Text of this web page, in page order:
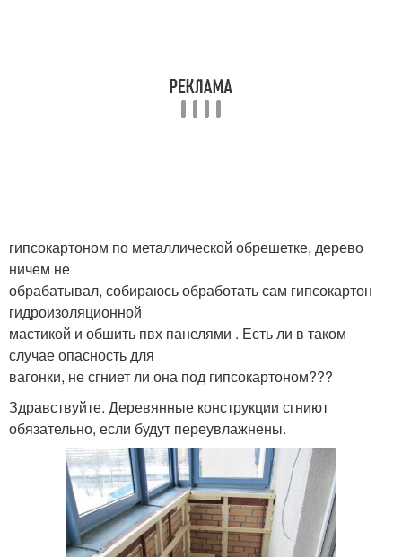
гипсокартоном по металлической обрешетке, дерево
ничем не
обрабатывал, собираюсь обработать сам гипсокартон
гидроизоляционной
мастикой и обшить пвх панелями . Есть ли в таком
случае опасность для
вагонки, не сгниет ли она под гипсокартоном???
Здравствуйте. Деревянные конструкции сгниют
обязательно, если будут переувлажнены.